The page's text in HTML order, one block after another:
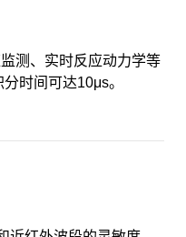
测、实时反应动力学等
时间可达10μs。